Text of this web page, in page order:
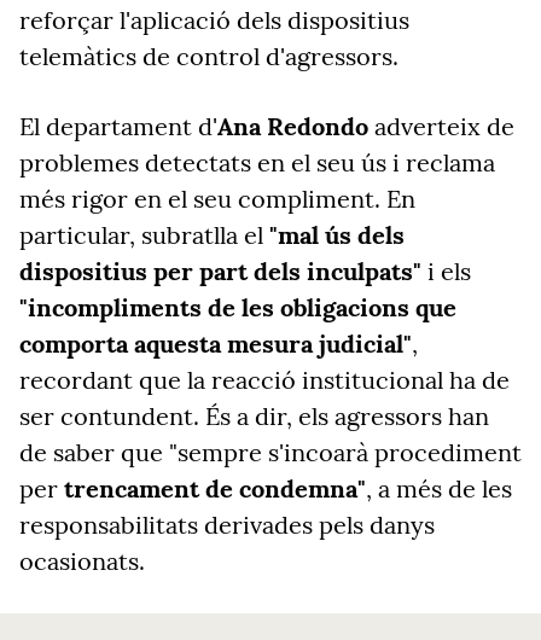
reforçar l'aplicació dels dispositius
telemàtics de control d'agressors.
El departament d'Ana Redondo adverteix de
problemes detectats en el seu ús i reclama
més rigor en el seu compliment. En
particular, subratlla el "mal ús dels
dispositius per part dels inculpats" i els
"incompliments de les obligacions que
comporta aquesta mesura judicial",
recordant que la reacció institucional ha de
ser contundent. És a dir, els agressors han
de saber que "sempre s'incoarà procediment
per trencament de condemna", a més de les
responsabilitats derivades pels danys
ocasionats.